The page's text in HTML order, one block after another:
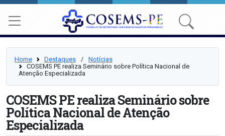
Home Destaques ⠀/⠀ Notícias
COSEMS PE realiza Seminário sobre Política Nacional de
Atenção Especializada
COSEMS PE realiza Seminário sobre
Política Nacional de Atenção
Especializada